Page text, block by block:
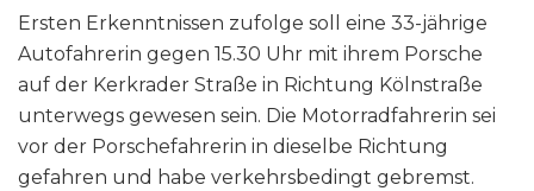
Ersten Erkenntnissen zufolge soll eine 33-jährige
Autofahrerin gegen 15.30 Uhr mit ihrem Porsche
auf der Kerkrader Straße in Richtung Kölnstraße
unterwegs gewesen sein. Die Motorradfahrerin sei
vor der Porschefahrerin in dieselbe Richtung
gefahren und habe verkehrsbedingt gebremst.